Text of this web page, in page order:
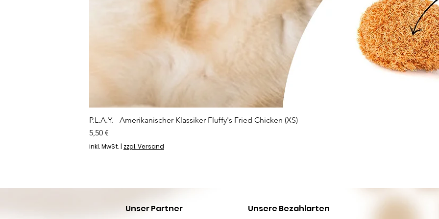
P.L.A.Y. - Amerikanischer Klassiker Fluffy's Fried Chicken (XS)
Preis
5,50 €
inkl. MwSt. | zzgl. Versand
Unser Partner Unsere Bezahlarten